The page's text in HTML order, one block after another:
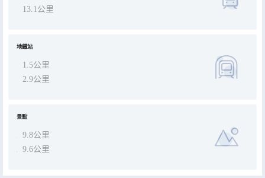
13.1公里
地鐵站
1.5公里
2.9公里
景點
9.8公里
9.6公里